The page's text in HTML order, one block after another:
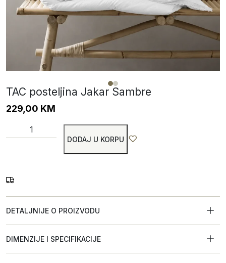
TAC posteljina Jakar Sambre
229,00 KM
DODAJ U KORPU
DETALJNIJE O PROIZVODU
DIMENZIJE I SPECIFIKACIJE